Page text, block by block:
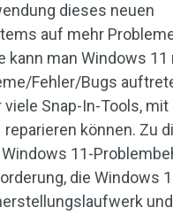
dieses neuen
auf mehr
kann man Windows 11
Fehler/Bugs
Snap-In-Tools, mit
können. Zu
11-
die Windows